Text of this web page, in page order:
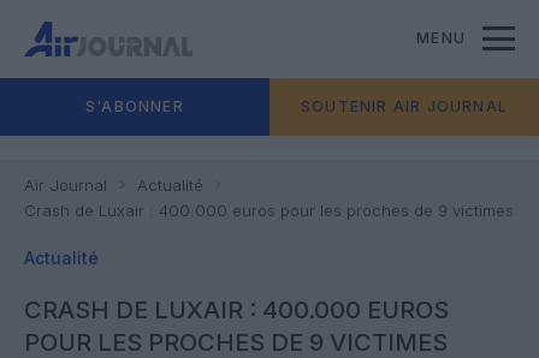
MENU
S'ABONNER SOUTENIR AIR JOURNAL
Air Journal
Actualité
Crash de Luxair : 400.000 euros pour les proches de 9 victimes
Actualité
CRASH DE LUXAIR : 400.000 EUROS
POUR LES PROCHES DE 9 VICTIMES